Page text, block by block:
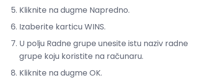
Kliknite na dugme Napredno.
Izaberite karticu WINS.
U polju Radne grupe unesite istu naziv radne
grupe koju koristite na računaru.
Kliknite na dugme OK.